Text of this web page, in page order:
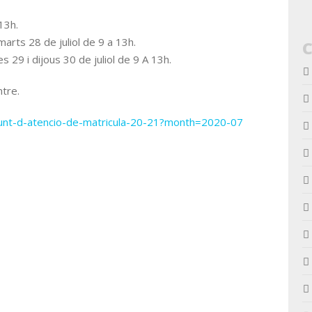
28 de juliol de 9 a 13h.
29 i dijous 30 de juliol de 9 A 13h.
d-atencio-de-matricula-20-21?month=2020-07